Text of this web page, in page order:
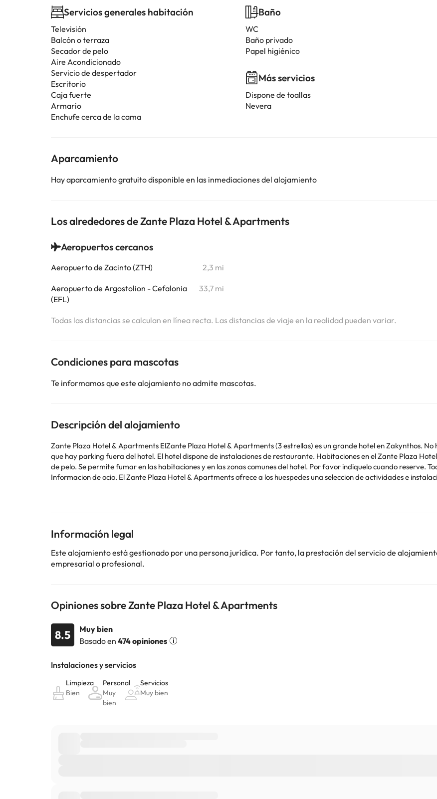
Servicios generales habitación
Televisión
Balcón o terraza
Secador de pelo
Aire Acondicionado
Servicio de despertador
Escritorio
Caja fuerte
Armario
Enchufe cerca de la cama
Baño
WC
Baño privado
Papel higiénico
Más servicios
Dispone de toallas
Nevera
Aparcamiento
Hay aparcamiento gratuito disponible en las inmediaciones del alojamiento
Los alrededores de Zante Plaza Hotel & Apartments
Aeropuertos cercanos
Aeropuerto de Zacinto (ZTH) 2,3 mi
Aeropuerto de Argostolion - Cefalonia
(EFL)
33,7 mi
Todas las distancias se calculan en línea recta. Las distancias de viaje en la realidad pueden variar.
Condiciones para mascotas
Te informamos que este alojamiento no admite mascotas.
Descripción del alojamiento
Zante Plaza Hotel & Apartments ElZante Plaza Hotel & Apartments (3 estrellas) es un grande hotel en Zakynthos.
que hay parking fuera del hotel. El hotel dispone de instalaciones de restaurante. Habitaciones en el Zante Plaza
de pelo. Se permite fumar en las habitaciones y en las zonas comunes del hotel. Por favor indiquelo cuando reserve.
Informacion de ocio. El Zante Plaza Hotel & Apartments ofrece a los huespedes una seleccion de actividades e
tratamientos de Spa, incluyendo belleza, masaje y sauna. Los huespedes del hotel se pueden relajar en la piscina al
cambios por parte del alojamiento. Si tienes dudas, contáctanos.
Información legal
Este alojamiento está gestionado por una persona jurídica. Por tanto, la prestación del servicio de
empresarial o profesional.
Opiniones sobre Zante Plaza Hotel & Apartments
8.5
Muy bien
Basado en 474 opiniones